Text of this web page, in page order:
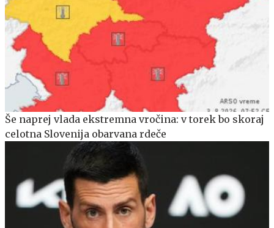
Še naprej vlada ekstremna vročina: v torek bo skoraj
celotna Slovenija obarvana rdeče